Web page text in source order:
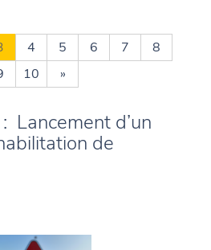
4 5 6 7
8
10 »
Lancement d’un
de